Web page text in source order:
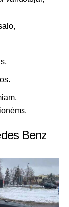
Benz